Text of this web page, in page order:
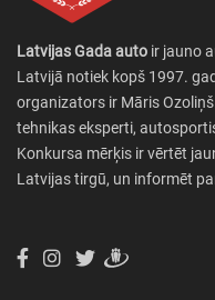
Latvijas Gada auto ir jauno
Latvijā notiek kopš 1997.
organizators ir Māris
tehnikas eksperti,
Konkursa mērķis ir vērtēt
Latvijas tirgū, un informēt